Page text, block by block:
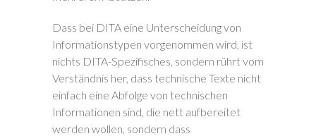
Dass bei DITA eine Unterscheidung von
Informationstypen vorgenommen wird, ist
nichts DITA-Spezifisches, sondern rührt vom
Verständnis her, dass technische Texte nicht
einfach eine Abfolge von technischen
Informationen sind, die nett aufbereitet
werden wollen, sondern dass